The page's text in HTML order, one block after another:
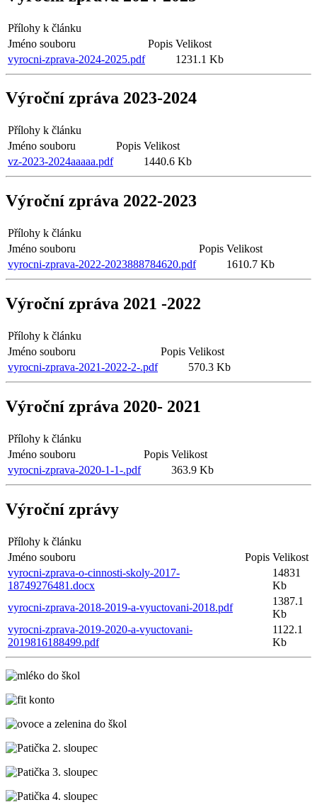
Přílohy k článku
Jméno souboru
Popis Velikost
vyrocni-zprava-2024-2025.pdf
1231.1 Kb
Výroční zpráva 2023-2024
Přílohy k článku
Jméno souboru
Popis Velikost
vz-2023-2024aaaaa.pdf
1440.6 Kb
Výroční zpráva 2022-2023
Přílohy k článku
Jméno souboru
Popis Velikost
vyrocni-zprava-2022-2023888784620.pdf
1610.7 Kb
Výroční zpráva 2021 -2022
Přílohy k článku
Jméno souboru
Popis Velikost
vyrocni-zprava-2021-2022-2-.pdf
570.3 Kb
Výroční zpráva 2020- 2021
Přílohy k článku
Jméno souboru
Popis Velikost
vyrocni-zprava-2020-1-1-.pdf
363.9 Kb
Výroční zprávy
Přílohy k článku
Jméno souboru
Popis Velikost
vyrocni-zprava-o-cinnosti-skoly-2017-
18749276481.docx
14831
Kb
vyrocni-zprava-2018-2019-a-vyuctovani-2018.pdf
1387.1
Kb
vyrocni-zprava-2019-2020-a-vyuctovani-
2019816188499.pdf
1122.1
Kb